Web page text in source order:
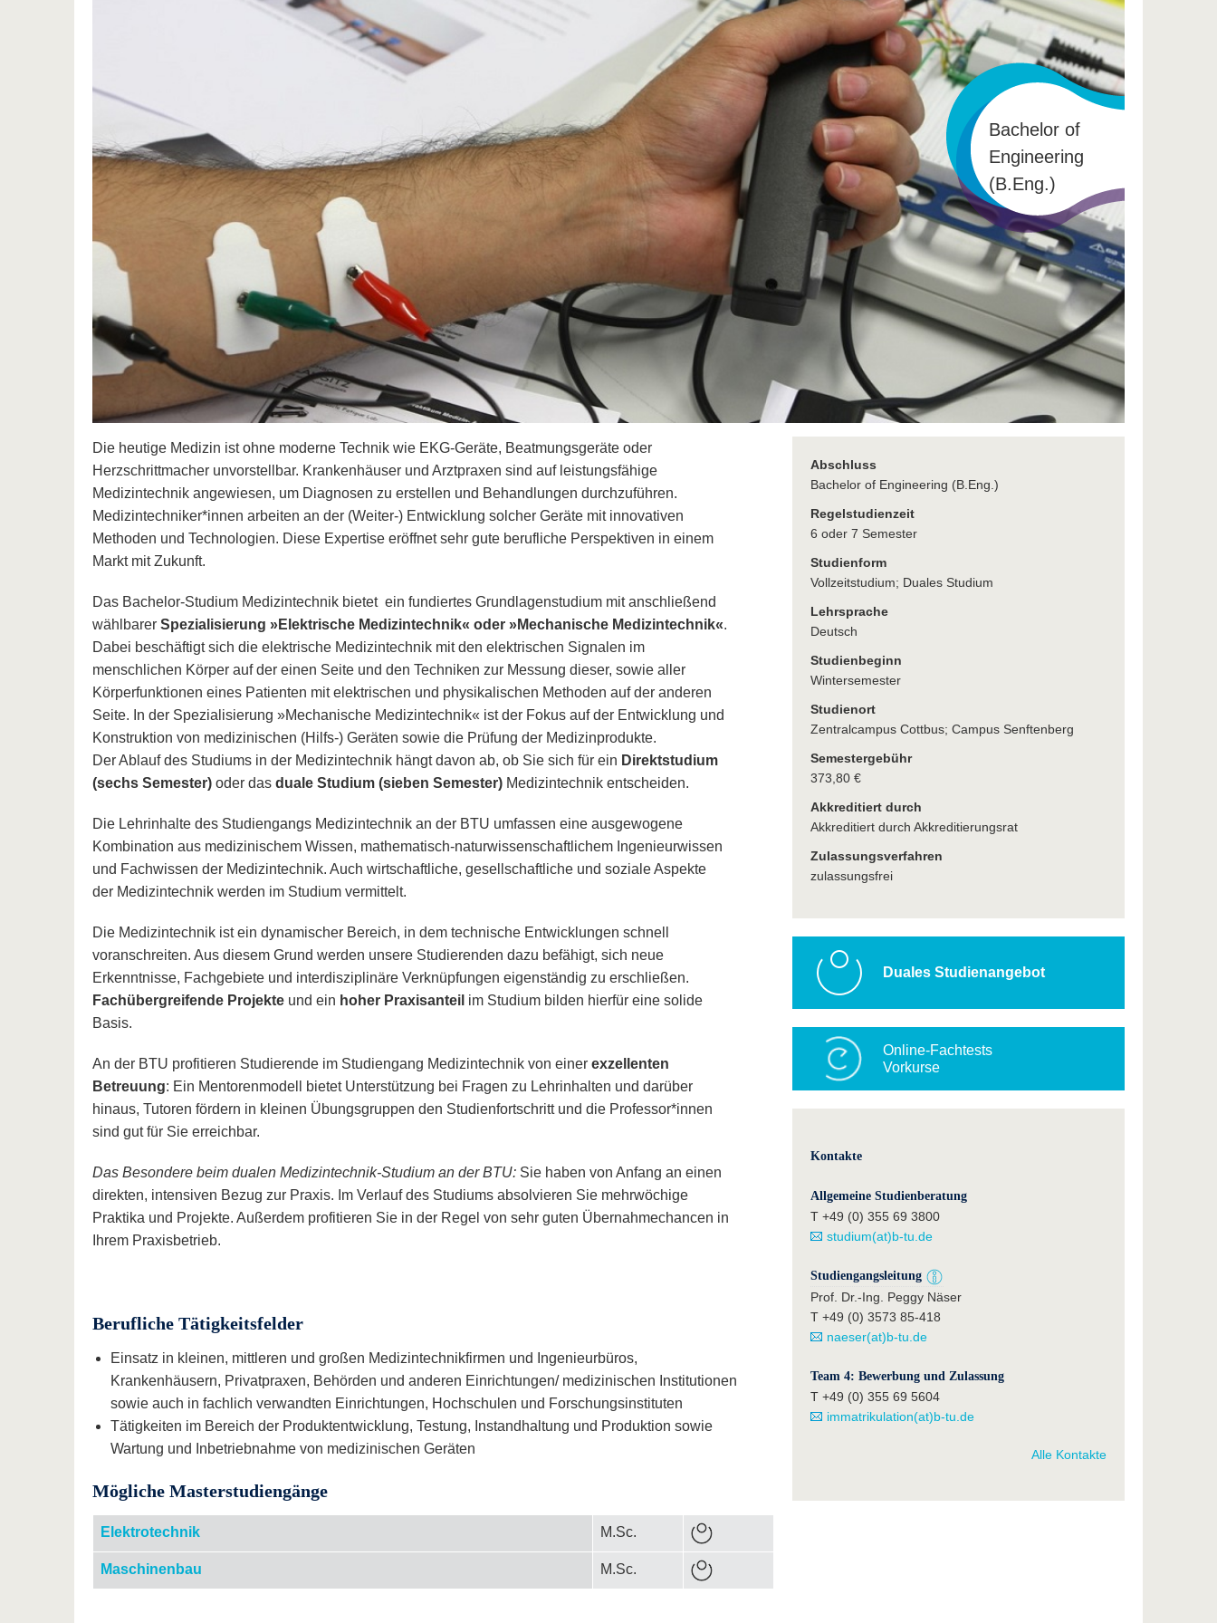
Bachelor of
Engineering
(B.Eng.)
Die heutige Medizin ist ohne moderne Technik wie EKG-Geräte, Beatmungsgeräte oder
Herzschrittmacher unvorstellbar. Krankenhäuser und Arztpraxen sind auf leistungsfähige
Medizintechnik angewiesen, um Diagnosen zu erstellen und Behandlungen durchzuführen.
Medizintechniker*innen arbeiten an der (Weiter-) Entwicklung solcher Geräte mit innovativen
Methoden und Technologien. Diese Expertise eröffnet sehr gute berufliche Perspektiven in einem
Markt mit Zukunft.
Das Bachelor-Studium Medizintechnik bietet ein fundiertes Grundlagenstudium mit anschließend
wählbarer Spezialisierung »Elektrische Medizintechnik« oder »Mechanische Medizintechnik«.
Dabei beschäftigt sich die elektrische Medizintechnik mit den elektrischen Signalen im
menschlichen Körper auf der einen Seite und den Techniken zur Messung dieser, sowie aller
Körperfunktionen eines Patienten mit elektrischen und physikalischen Methoden auf der anderen
Seite. In der Spezialisierung »Mechanische Medizintechnik« ist der Fokus auf der Entwicklung und
Konstruktion von medizinischen (Hilfs-) Geräten sowie die Prüfung der Medizinprodukte.
Der Ablauf des Studiums in der Medizintechnik hängt davon ab, ob Sie sich für ein Direktstudium
(sechs Semester) oder das duale Studium (sieben Semester) Medizintechnik entscheiden.
Die Lehrinhalte des Studiengangs Medizintechnik an der BTU umfassen eine ausgewogene
Kombination aus medizinischem Wissen, mathematisch-naturwissenschaftlichem Ingenieurwissen
und Fachwissen der Medizintechnik. Auch wirtschaftliche, gesellschaftliche und soziale Aspekte
der Medizintechnik werden im Studium vermittelt.
Die Medizintechnik ist ein dynamischer Bereich, in dem technische Entwicklungen schnell
voranschreiten. Aus diesem Grund werden unsere Studierenden dazu befähigt, sich neue
Erkenntnisse, Fachgebiete und interdisziplinäre Verknüpfungen eigenständig zu erschließen.
Fachübergreifende Projekte und ein hoher Praxisanteil im Studium bilden hierfür eine solide
Basis.
An der BTU profitieren Studierende im Studiengang Medizintechnik von einer exzellenten
Betreuung: Ein Mentorenmodell bietet Unterstützung bei Fragen zu Lehrinhalten und darüber
hinaus, Tutoren fördern in kleinen Übungsgruppen den Studienfortschritt und die Professor*innen
sind gut für Sie erreichbar.
Das Besondere beim dualen Medizintechnik-Studium an der BTU: Sie haben von Anfang an einen
direkten, intensiven Bezug zur Praxis. Im Verlauf des Studiums absolvieren Sie mehrwöchige
Praktika und Projekte. Außerdem profitieren Sie in der Regel von sehr guten Übernahmechancen in
Ihrem Praxisbetrieb.
Berufliche Tätigkeitsfelder
Einsatz in kleinen, mittleren und großen Medizintechnikfirmen und Ingenieurbüros,
Krankenhäusern, Privatpraxen, Behörden und anderen Einrichtungen/ medizinischen Institutionen
sowie auch in fachlich verwandten Einrichtungen, Hochschulen und Forschungsinstituten
Tätigkeiten im Bereich der Produktentwicklung, Testung, Instandhaltung und Produktion sowie
Wartung und Inbetriebnahme von medizinischen Geräten
Mögliche Masterstudiengänge
Elektrotechnik M.Sc.
Maschinenbau M.Sc.
Abschluss
Bachelor of Engineering (B.Eng.)
Regelstudienzeit
6 oder 7 Semester
Studienform
Vollzeitstudium; Duales Studium
Lehrsprache
Deutsch
Studienbeginn
Wintersemester
Studienort
Zentralcampus Cottbus; Campus Senftenberg
Semestergebühr
373,80 €
Akkreditiert durch
Akkreditiert durch Akkreditierungsrat
Zulassungsverfahren
zulassungsfrei
Duales Studienangebot
Online-Fachtests
Vorkurse
Kontakte
Allgemeine Studienberatung
T +49 (0) 355 69 3800
studium(at)b-tu.de
Studiengangsleitung
Prof. Dr.-Ing. Peggy Näser
T +49 (0) 3573 85-418
naeser(at)b-tu.de
Team 4: Bewerbung und Zulassung
T +49 (0) 355 69 5604
immatrikulation(at)b-tu.de
Alle Kontakte